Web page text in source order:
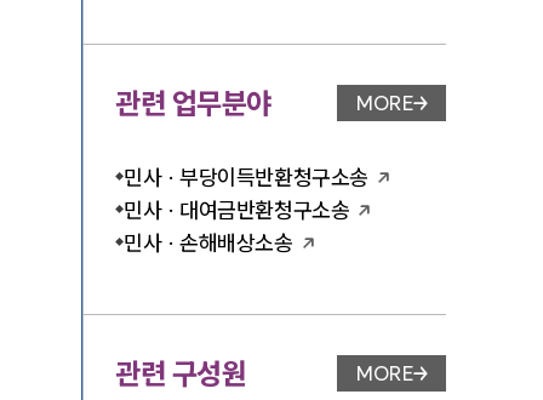
관련 업무분야 업무분야 페이지 이
MORE
민사 · 부당이득반환청구소송
민사 · 대여금반환청구소송
민사 · 손해배상소송
관련 구성원 변호사 페이지 이동
MORE